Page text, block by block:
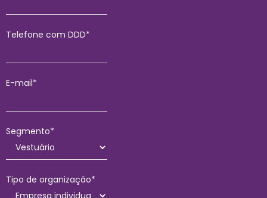
Telefone com DDD*
E-mail*
Segmento*
Tipo de organização*